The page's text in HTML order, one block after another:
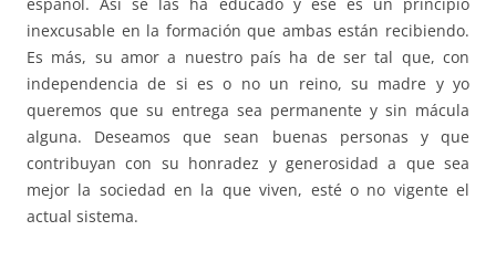
español. Así se las ha educado y ese es un principio
inexcusable en la formación que ambas están recibiendo.
Es más, su amor a nuestro país ha de ser tal que, con
independencia de si es o no un reino, su madre y yo
queremos que su entrega sea permanente y sin mácula
alguna. Deseamos que sean buenas personas y que
contribuyan con su honradez y generosidad a que sea
mejor la sociedad en la que viven, esté o no vigente el
actual sistema.